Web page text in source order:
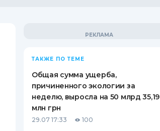
ТАКЖЕ ПО ТЕМЕ
Общая сумма ущерба,
причиненного экологии за
неделю, выросла на 50 млрд 35,19
млн грн
29.07 17:33 100